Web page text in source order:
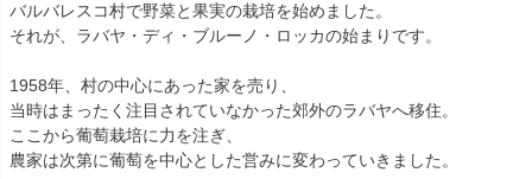
バルバレスコ村で野菜と果実の栽培を始めました。
それが、ラバヤ・ディ・ブルーノ・ロッカの始まりです。
1958年、村の中心にあった家を売り、
当時はまったく注目されていなかった郊外のラバヤへ移住。
ここから葡萄栽培に力を注ぎ、
農家は次第に葡萄を中心とした営みに変わっていきました。